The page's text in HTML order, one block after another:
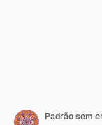
Padrão sem